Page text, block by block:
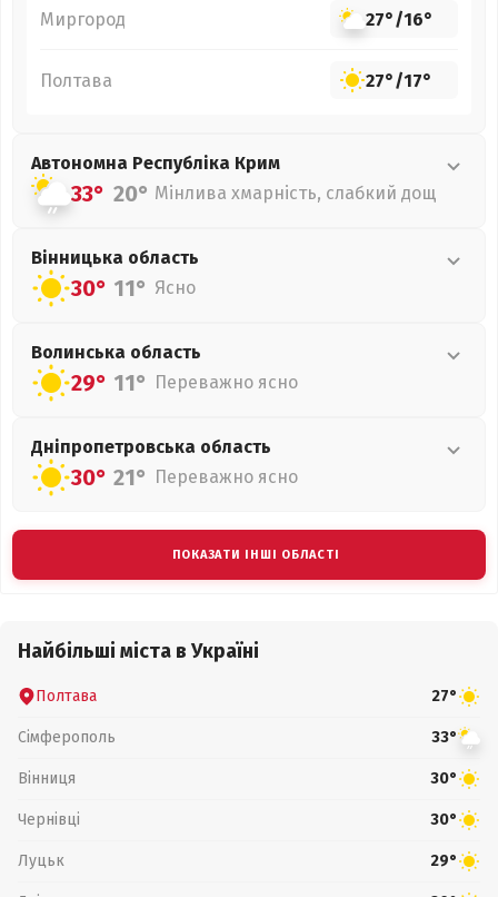
Миргород 27°/16°
Полтава 27°/17°
Автономна Республіка Крим
33° 20° Мінлива хмарність, слабкий дощ
Вінницька область
30° 11° Ясно
Волинська область
29° 11° Переважно ясно
Дніпропетровська область
30° 21° Переважно ясно
ПОКАЗАТИ ІНШІ ОБЛАСТІ
Найбільші міста в Україні
Полтава 27°
Сімферополь 33°
Вінниця 30°
Чернівці 30°
Луцьк 29°